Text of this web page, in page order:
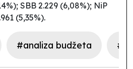
SBB 2.229 (6,08%); NiP
(5,35%).
#analiza budžeta